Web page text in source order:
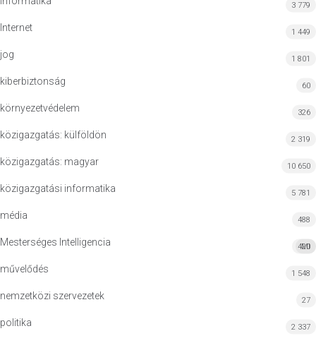
3 779
Internet 1 449
jog 1 801
kiberbiztonság 60
környezetvédelem 326
közigazgatás: külföldön 2 319
közigazgatás: magyar 10 650
közigazgatási informatika 5 781
média 488
Mesterséges Intelligencia MI
420
művelődés 1 548
nemzetközi szervezetek 27
politika 2 337